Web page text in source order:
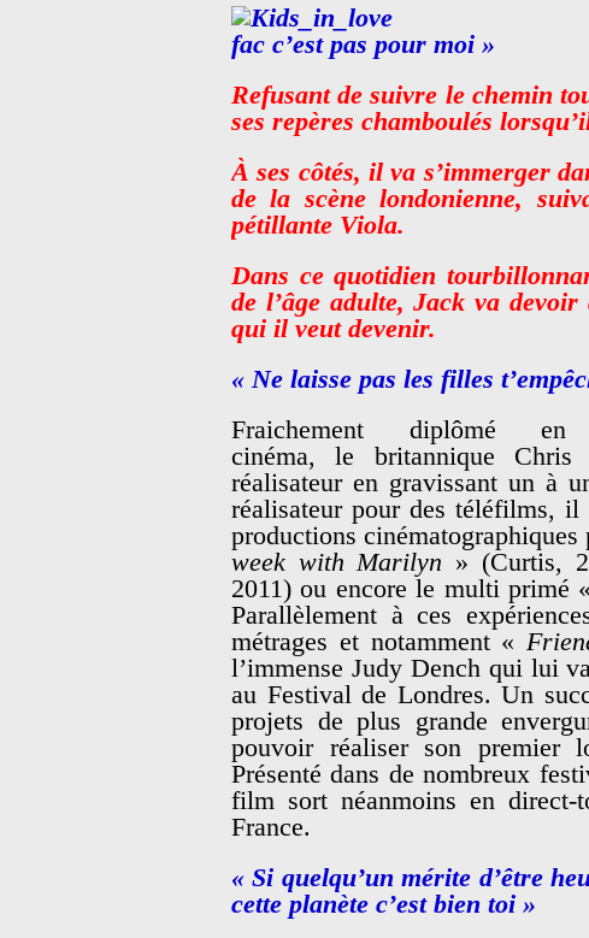
fac c’est pas pour moi »
Refusant de suivre le chemin
ses repères chamboulés
À ses côtés, il va s’immerger
de la scène londonienne,
pétillante Viola.
Dans ce quotidien
de l’âge adulte, Jack va
qui il veut devenir.
« Ne laisse pas les filles
Fraichement diplômé en
cinéma, le britannique
réalisateur en gravissant un à
réalisateur pour des téléfilms, il
productions
week with Marilyn » (Curtis,
2011) ou encore le multi primé
Parallèlement à ces
métrages et notamment «
l’immense Judy Dench qui lui
au Festival de Londres. Un
projets de plus grande
pouvoir réaliser son premier
Présenté dans de nombreux
film sort néanmoins en direct-
France.
« Si quelqu’un mérite d’être
cette planète c’est bien toi »